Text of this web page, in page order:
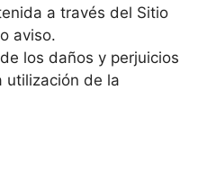
a través del Sitio
aviso.
los daños y perjuicios
utilización de la